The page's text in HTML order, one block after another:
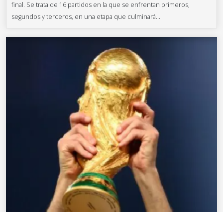
final. Se trata de 16 partidos en la que se enfrentan primeros,
segundos y terceros, en una etapa que culminará...